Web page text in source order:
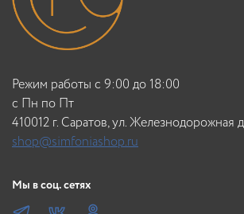
Режим работы с 9:00 до 18:00
c Пн по Пт
410012 г. Саратов, ул. Железнодорожная
shop@simfoniashop.ru
Мы в соц. сетях